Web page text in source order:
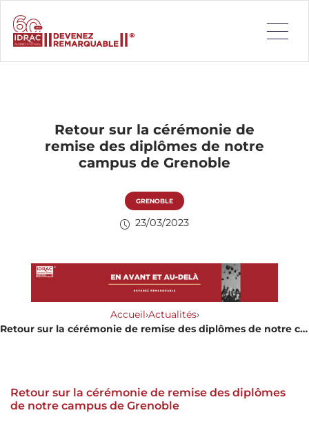
Retour sur la cérémonie de
remise des diplômes de notre
campus de Grenoble
GRENOBLE
23/03/2023
Accueil›Actualités›
Retour sur la cérémonie de remise des diplômes de notre campus de Grenoble
Retour sur la cérémonie de remise des diplômes
de notre campus de Grenoble